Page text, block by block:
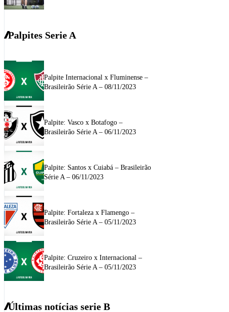
Palpites Serie A
Palpite Internacional x Fluminense –
Brasileirão Série A – 08/11/2023
Palpite: Vasco x Botafogo –
Brasileirão Série A – 06/11/2023
Palpite: Santos x Cuiabá – Brasileirão
Série A – 06/11/2023
Palpite: Fortaleza x Flamengo –
Brasileirão Série A – 05/11/2023
Palpite: Cruzeiro x Internacional –
Brasileirão Série A – 05/11/2023
Últimas notícias serie B